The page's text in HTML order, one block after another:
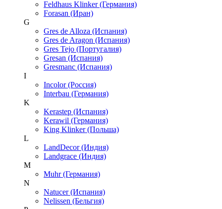
Feldhaus Klinker (Германия)
Forasan (Иран)
G
Gres de Alloza (Испания)
Gres de Aragon (Испания)
Gres Tejo (Португалия)
Gresan (Испания)
Gresmanc (Испания)
I
Incolor (Россия)
Interbau (Германия)
K
Kerastep (Испания)
Kerawil (Германия)
King Klinker (Польша)
L
LandDecor (Индия)
Landgrace (Индия)
M
Muhr (Германия)
N
Natucer (Испания)
Nelissen (Бельгия)